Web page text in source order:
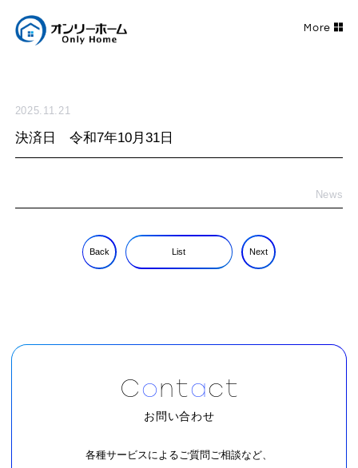
2025.11.21
決済日 令和7年10月31日
News
Back List Next
Contact
お問い合わせ
各種サービスによるご質問ご相談など、